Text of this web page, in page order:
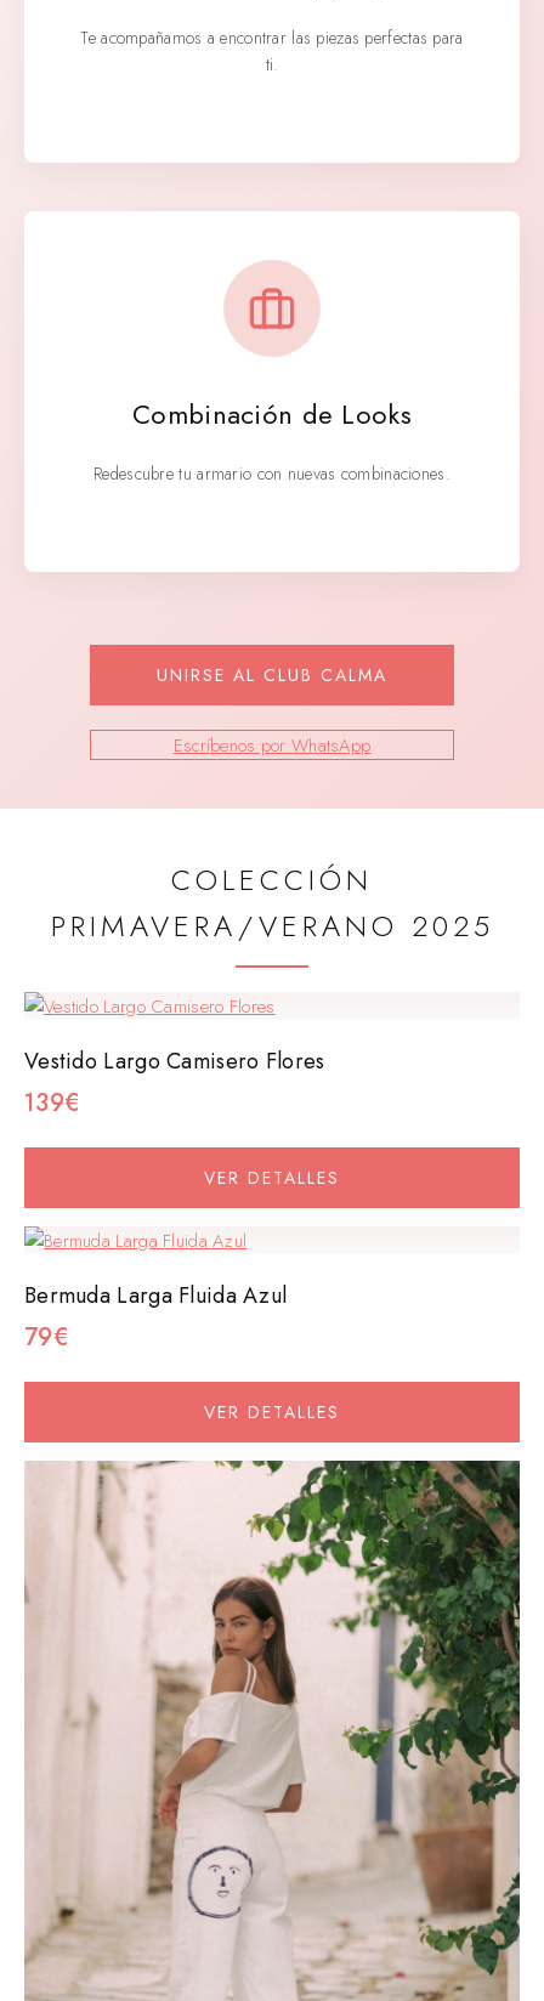
Te acompañamos a encontrar las piezas perfectas para
ti.
Combinación de Looks
Redescubre tu armario con nuevas combinaciones.
UNIRSE AL CLUB CALMA
Escríbenos por WhatsApp
COLECCIÓN
PRIMAVERA/VERANO 2025
Vestido Largo Camisero Flores
139€
VER DETALLES
Bermuda Larga Fluida Azul
79€
VER DETALLES